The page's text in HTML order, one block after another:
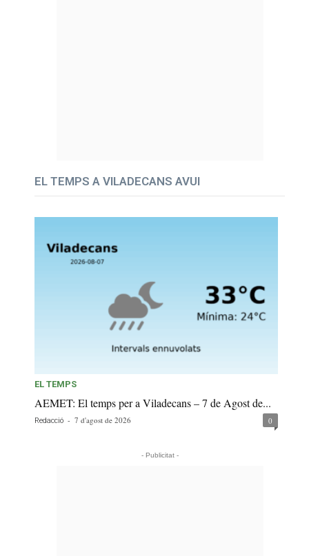
EL TEMPS A VILADECANS AVUI
EL TEMPS
AEMET: El temps per a Viladecans – 7 de Agost de...
Redacció - 7 d'agost de 2026 0
- Publicitat -